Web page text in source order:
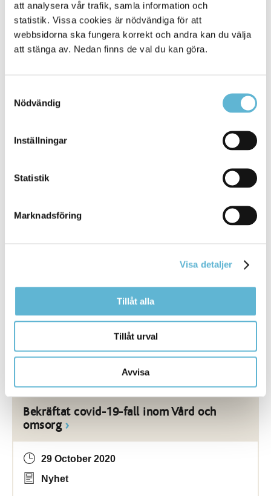
att analysera vår trafik, samla information och
statistik. Vissa cookies är nödvändiga för att
webbsidorna ska fungera korrekt och andra kan du välja
att stänga av. Nedan finns de val du kan göra.
Nödvändig
Inställningar
Statistik
Marknadsföring
Visa detaljer
Tillåt alla
Tillåt urval
Avvisa
24 January 2024
Nyhet
verksamheterna
Bromölla Kommun
pensionärsservice fasas ut
kommer att utföra tjänster inom den kommunala
. Bromöllafixarens tjänster kommer att
SörensenEnhetschefArbetsmarknadsenheten
0456-82 23 35 birgitta
Bromölla Kommun
Bekräftat covid-19-fall inom Vård och
omsorg
29 October 2020
Nyhet